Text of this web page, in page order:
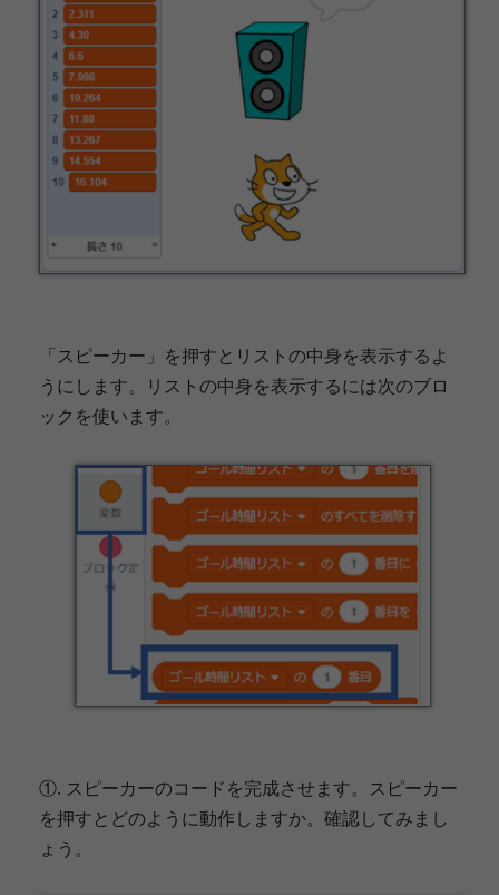
「スピーカー」を押すとリストの中身を表示するよ
うにします。リストの中身を表示するには次のブロ
ックを使います。
①. スピーカーのコードを完成させます。スピーカー
を押すとどのように動作しますか。確認してみまし
ょう。